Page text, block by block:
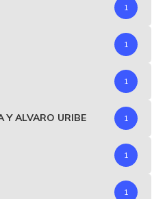
1
1
1
Y ALVARO URIBE 1
1
1